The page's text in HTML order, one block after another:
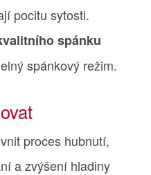
pocitu sytosti.
spánku
spánkový režim.
proces hubnutí,
a zvýšení hladiny